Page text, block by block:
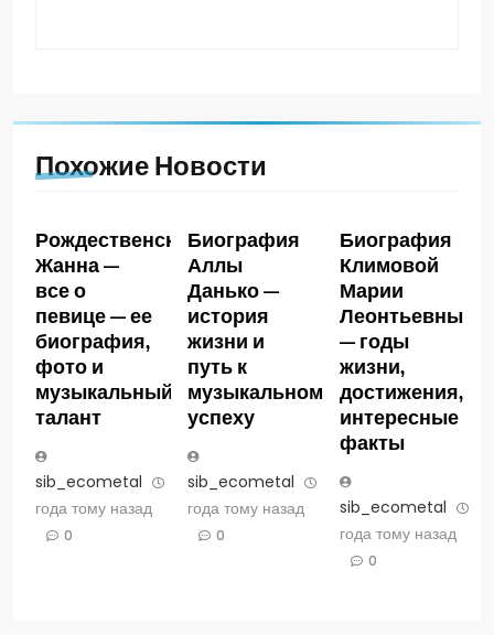
Похожие Новости
Рождественская
Жанна —
все о
певице — ее
биография,
фото и
музыкальный
талант
sib_ecometal
года тому назад
0
Биография
Аллы
Данько —
история
жизни и
путь к
музыкальному
успеху
sib_ecometal
года тому назад
0
Биография
Климовой
Марии
Леонтьевны
— годы
жизни,
достижения,
интересные
факты
sib_ecometal
года тому назад
0